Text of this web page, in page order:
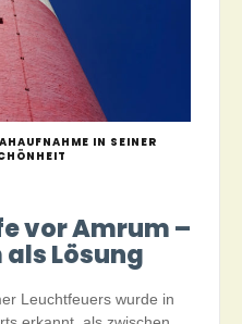
IN SEINER
vor Amrum –
Lösung
Leuchtfeuers wurde in